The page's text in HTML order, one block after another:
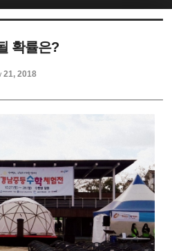
확률은?
21, 2018치북5
케치북5